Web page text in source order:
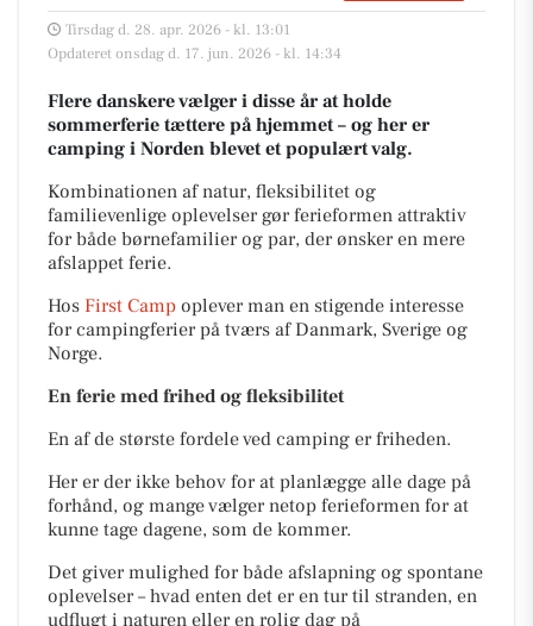
Tirsdag d. 28. apr. 2026 - kl. 13:01
Opdateret onsdag d. 17. jun. 2026 - kl. 14:34
Flere danskere vælger i disse år at holde
sommerferie tættere på hjemmet – og her er
camping i Norden blevet et populært valg.
Kombinationen af natur, fleksibilitet og
familievenlige oplevelser gør ferieformen attraktiv
for både børnefamilier og par, der ønsker en mere
afslappet ferie.
Hos First Camp oplever man en stigende interesse
for campingferier på tværs af Danmark, Sverige og
Norge.
En ferie med frihed og fleksibilitet
En af de største fordele ved camping er friheden.
Her er der ikke behov for at planlægge alle dage på
forhånd, og mange vælger netop ferieformen for at
kunne tage dagene, som de kommer.
Det giver mulighed for både afslapning og spontane
oplevelser – hvad enten det er en tur til stranden, en
udflugt i naturen eller en rolig dag på